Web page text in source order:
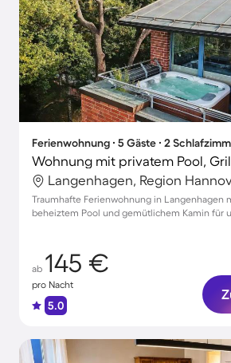
Ferienwohnung ∙ 5 Gäste ∙ 2
Traumhafte Ferienwohnung in Langenhagen
beheiztem Pool und gemütlichem Kamin für
ab 145 €
pro Nacht
5.0